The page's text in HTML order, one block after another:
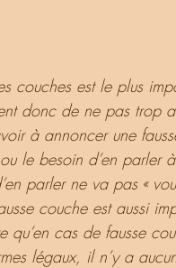
couches est le plus
donc de ne pas trop
à annoncer une
le besoin d’en parler
parler ne va pas «
couche est aussi
qu’en cas de fausse
légaux, il n’y a